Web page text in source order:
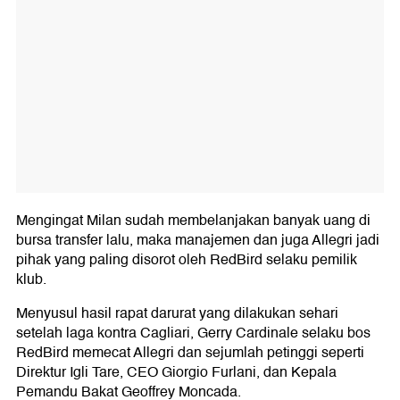
Mengingat Milan sudah membelanjakan banyak uang di
bursa transfer lalu, maka manajemen dan juga Allegri jadi
pihak yang paling disorot oleh RedBird selaku pemilik
klub.
Menyusul hasil rapat darurat yang dilakukan sehari
setelah laga kontra Cagliari, Gerry Cardinale selaku bos
RedBird memecat Allegri dan sejumlah petinggi seperti
Direktur Igli Tare, CEO Giorgio Furlani, dan Kepala
Pemandu Bakat Geoffrey Moncada.